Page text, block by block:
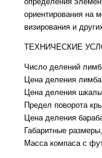
ориентирования на
визирования и
ТЕХНИЧЕСКИЕ
Число делений
Цена деления
Цена деления
Предел поворота
Цена деления
Габаритные
Масса компаса с